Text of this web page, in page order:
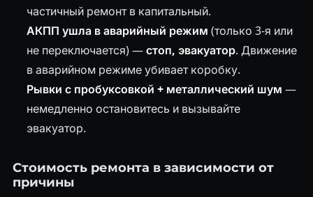
частичный ремонт в капитальный.
АКПП ушла в аварийный режим (только 3-я или
не переключается) —стоп, эвакуатор. Движение
в аварийном режиме убивает коробку.
Рывки с пробуксовкой + металлический шум —
немедленно остановитесь и вызывайте
эвакуатор.
Стоимость ремонта в зависимости от
причины